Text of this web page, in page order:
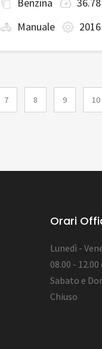
Benzina
Manuale
2016
7 8 9 10
Orari
Lunedì -
08.00 - 12.00
Sabato e
Chiuso